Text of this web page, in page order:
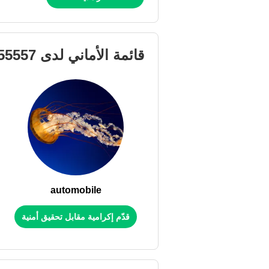
قائمة الأماني لدى
automobile
قدّم إكرامية مقابل تحقيق أمنية